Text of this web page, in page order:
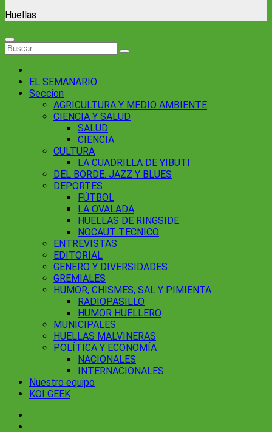
Huellas
EL SEMANARIO
Seccion
AGRICULTURA Y MEDIO AMBIENTE
CIENCIA Y SALUD
SALUD
CIENCIA
CULTURA
LA CUADRILLA DE YIBUTI
DEL BORDE. JAZZ Y BLUES
DEPORTES
FÚTBOL
LA OVALADA
HUELLAS DE RINGSIDE
NOCAUT TECNICO
ENTREVISTAS
EDITORIAL
GENERO Y DIVERSIDADES
GREMIALES
HUMOR, CHISMES, SAL Y PIMIENTA
RADIOPASILLO
HUMOR HUELLERO
MUNICIPALES
HUELLAS MALVINERAS
POLÍTICA Y ECONOMÍA
NACIONALES
INTERNACIONALES
Nuestro equipo
KOI GEEK